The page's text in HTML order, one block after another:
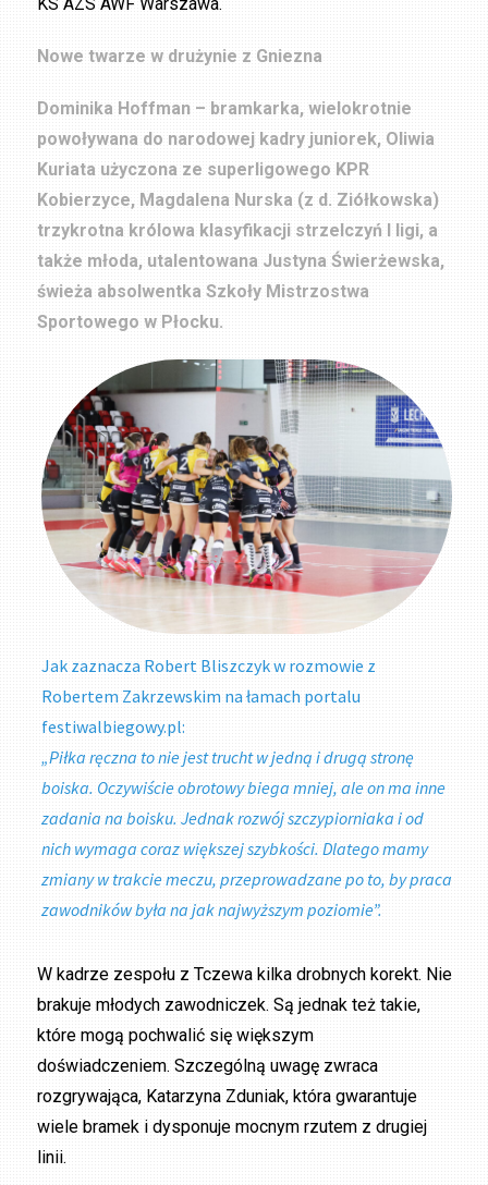
Nowe twarze w drużynie z Gniezna
Dominika Hoffman – bramkarka, wielokrotnie
powoływana do narodowej kadry juniorek, Oliwia
Kuriata użyczona ze superligowego KPR
Kobierzyce, Magdalena Nurska (z d. Ziółkowska)
trzykrotna królowa klasyfikacji strzelczyń I ligi, a
także młoda, utalentowana Justyna Świerżewska,
świeża absolwentka Szkoły Mistrzostwa
Sportowego w Płocku.
Jak zaznacza Robert Bliszczyk w rozmowie z
Robertem Zakrzewskim na łamach portalu
festiwalbiegowy.pl:
„Piłka ręczna to nie jest trucht w jedną i drugą stronę
boiska. Oczywiście obrotowy biega mniej, ale on ma inne
zadania na boisku. Jednak rozwój szczypiorniaka i od
nich wymaga coraz większej szybkości. Dlatego mamy
zmiany w trakcie meczu, przeprowadzane po to, by praca
zawodników była na jak najwyższym poziomie”.
W kadrze zespołu z Tczewa kilka drobnych korekt. Nie
brakuje młodych zawodniczek. Są jednak też takie,
które mogą pochwalić się większym
doświadczeniem. Szczególną uwagę zwraca
rozgrywająca, Katarzyna Zduniak, która gwarantuje
wiele bramek i dysponuje mocnym rzutem z drugiej
linii.